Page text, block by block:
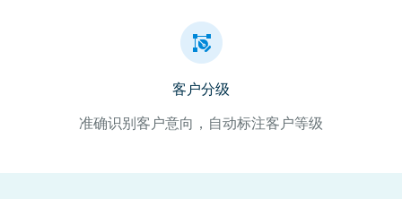
客户分级
准确识别客户意向，自动标注客户等级